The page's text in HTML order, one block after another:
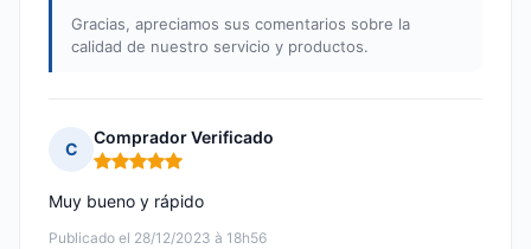
Gracias, apreciamos sus comentarios sobre la
calidad de nuestro servicio y productos.
C
Comprador Verificado
Nota: 5 de 5
Publicado el 28/12/2023 à 18h56
Muy bueno y rápido